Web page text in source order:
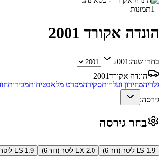
+
1תמונות
הונדה אקורד 2001
בחרו שנה: 2001
הונדה אקורד2001
גלריהמחירון ועלויותסקירהמפרט מלאבטיחותמכירות
גירסה:
בחר גירסה
LS 1.9 ליטר (דור 6) EX 2.0 ליטר (דור 6) ES 1.9 ליטר (דור 6)